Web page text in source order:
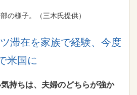
の様子。（三木氏提供）
滞在を家族で経験、今度
米国に
持ちは、夫婦のどちらが強か